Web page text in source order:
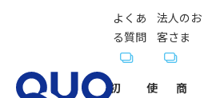
初
使
商
よくあ
る質問
法人のお
客さま